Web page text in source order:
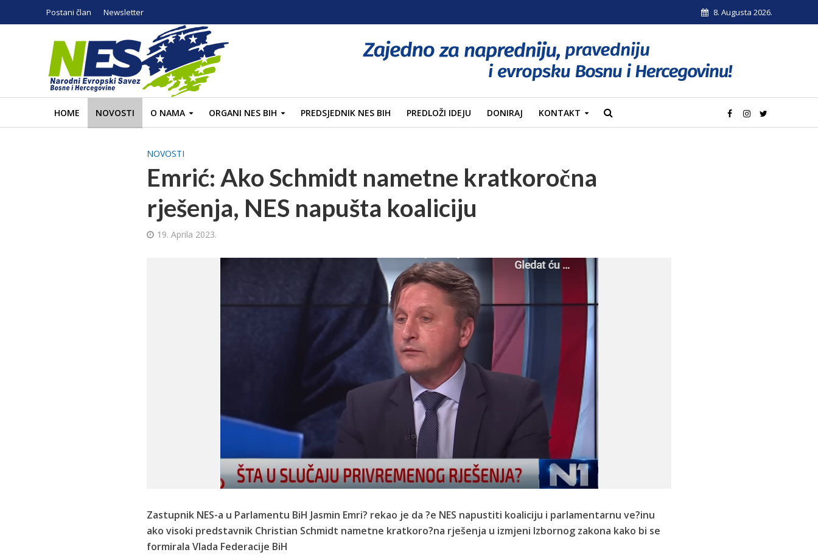
Postani član Newsletter 8. Augusta 2026.
HOME NOVOSTI O NAMA ORGANI NES BIH PREDSJEDNIK NES BIH PREDLOŽI IDEJU DONIRAJ KONTAKT
NOVOSTI
Emrić: Ako Schmidt nametne kratkoročna
rješenja, NES napušta koaliciju
19. Aprila 2023.
Zastupnik NES-a u Parlamentu BiH Jasmin Emri? rekao je da ?e NES napustiti koaliciju i parlamentarnu ve?inu
ako visoki predstavnik Christian Schmidt nametne kratkoro?na rješenja u izmjeni Izbornog zakona kako bi se
formirala Vlada Federacije BiH